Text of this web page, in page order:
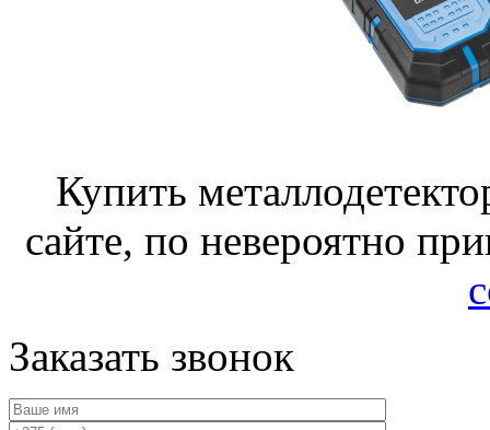
Купить
сайте, по невероятно
Заказать звонок